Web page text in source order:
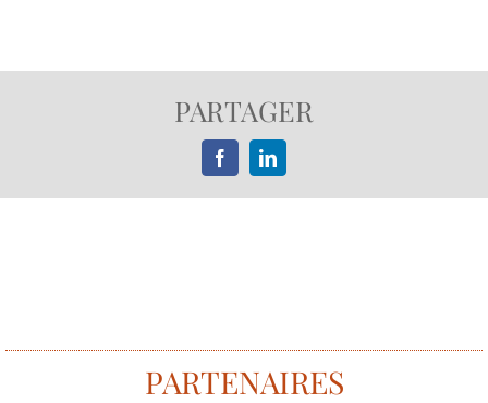
PARTAGER
FacebookLinkedIn
PARTENAIRES